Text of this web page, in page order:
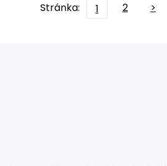
Stránka: 1 2 >